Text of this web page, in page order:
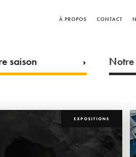
À PROPOS CONTACT
saison Notre
EXPOSITIONS